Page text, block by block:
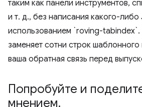
таким как панели инструментов,
и т. д., без написания какого-
использованием `roving-tabindex`.
заменяет сотни строк
ваша обратная связь перед
Попробуйте и
мнением.